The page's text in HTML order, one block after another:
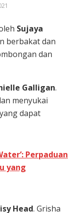
Sujaya
berbakat dan
dan
Galligan.
menyukai
dapat
Perpaduan
yang
Head. Grisha